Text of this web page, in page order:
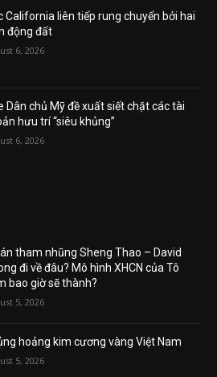
California liên tiếp rung chuyển bởi hai
động đất
6, 2026
Dân chủ Mỹ đề xuất siết chặt các tài
hưu trí “siêu khủng”
6, 2026
tham nhũng Sheng Thao – David
đi về đâu? Mô hình XHCN của Tô
bao giờ sẽ thành?
5, 2026
hoảng kim cương vàng Việt Nam
5, 2026